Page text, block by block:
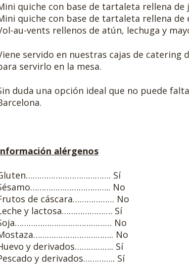
quiche con base de tartaleta rellena de
quiche con base de tartaleta rellena de
au-vents rellenos de atún, lechuga y
servido en nuestras cajas de
servirlo en la mesa.
duda una opción ideal que no puede
alérgenos
Sí
No
de cáscara……………… No
y lactosa…………………. Sí
No
No
y derivados…………….. Sí
y derivados………….. Sí